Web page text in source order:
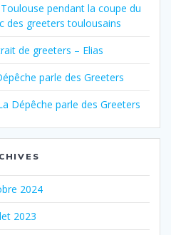
pendant la coupe du
des greeters toulousains
de greeters – Elias
parle des Greeters
Dépêche parle des Greeters
2024
2023